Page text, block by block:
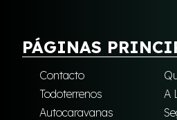
PÁGINAS
Contacto
Todoterrenos
A
Autocaravanas